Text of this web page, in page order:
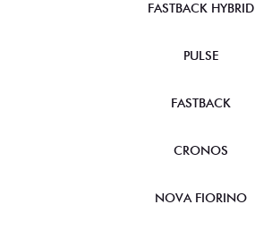
FASTBACK HYBRID
PULSE
FASTBACK
CRONOS
NOVA FIORINO